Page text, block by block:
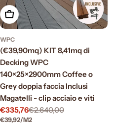
Scegli le opzioni
WPC
(€39,90mq) KIT 8,41mq di
Decking WPC
140×25×2900mm Coffee o
Grey doppia faccia Inclusi
Magatelli - clip acciaio e viti
Prezzo
di
€335,76
Prezzo
normale
€2.640,00
PREZZO
€39,92/PER
M2